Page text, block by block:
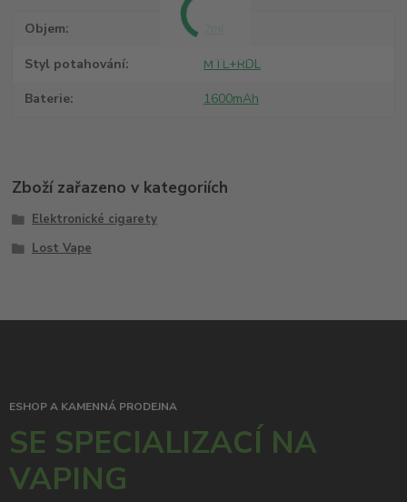
Objem
Styl potahování MTL+RDL
Baterie 1600mAh
Zboží zařazeno v kategoriích
Elektronické cigarety
Lost Vape
ESHOP A KAMENNÁ PRODEJNA
SE SPECIALIZACÍ NA
VAPING